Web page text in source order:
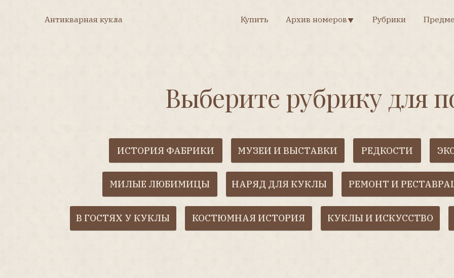
Предметно-именной
Рубрики
Архив номеров
Антикварная кукла
Предметно-именной
Рубрики
Архив номеров
Антикварная кукла
Выберите рубрику для
КУКЛЫ И ИСКУССТВО
КОСТЮМНАЯ ИСТОРИЯ
В ГОСТЯХ У КУКЛЫ
РЕМОНТ И РЕСТАВРАЦИЯ
НАРЯД ДЛЯ КУКЛЫ
МИЛЫЕ ЛЮБИМИЦЫ